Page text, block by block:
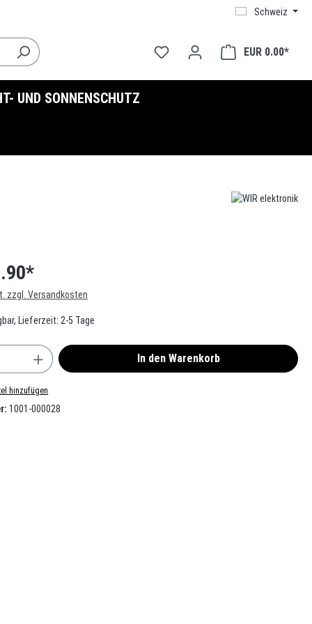
Schweiz
EUR 0.00*
UND SONNENSCHUTZ
zzgl. Versandkosten
Lieferzeit: 2-5 Tage
Gib den gewünschten Wert ein oder
In den Warenkorb
hinzufügen
1001-000028